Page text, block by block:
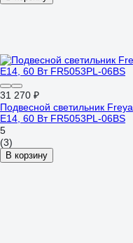
31 270 ₽
Подвесной светильник Freya
E14, 60 Вт FR5053PL-06BS
5
(3)
В корзину